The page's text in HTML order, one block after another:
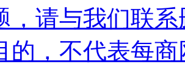
，请与我们联
的，不代表每